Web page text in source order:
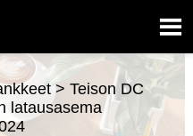

> Teison DC
latausasema